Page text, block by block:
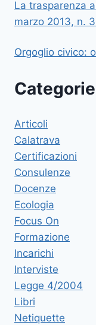
La trasparenza
marzo 2013, n.
Orgoglio civico:
Categorie
Articoli
Calatrava
Certificazioni
Consulenze
Docenze
Ecologia
Focus On
Formazione
Incarichi
Interviste
Legge 4/2004
Libri
Netiquette